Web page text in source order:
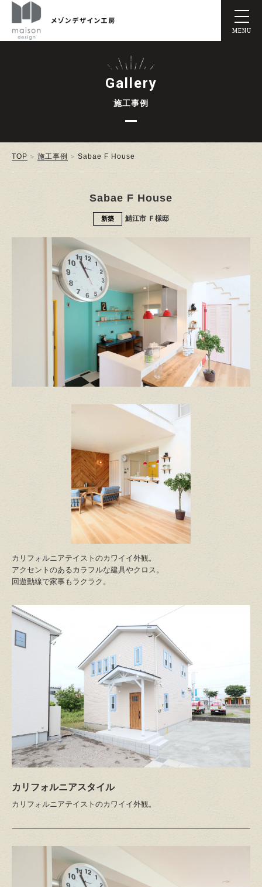
MENU
Gallery
施工事例
TOP 施工事例 Sabae F House
Sabae F House
新築 鯖江市 Ｆ様邸
カリフォルニアテイストのカワイイ外観。
アクセントのあるカラフルな建具やクロス。
回遊動線で家事もラクラク。
カリフォルニアスタイル
カリフォルニアテイストのカワイイ外観。